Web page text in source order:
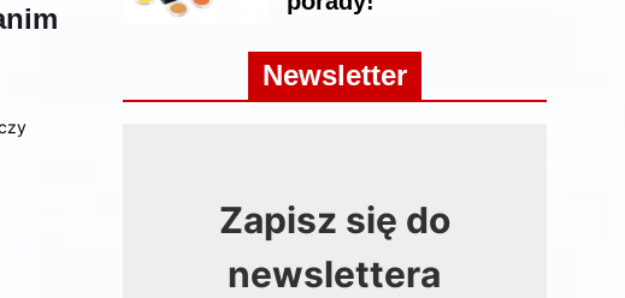
Newsletter
Zapisz się do
newslettera